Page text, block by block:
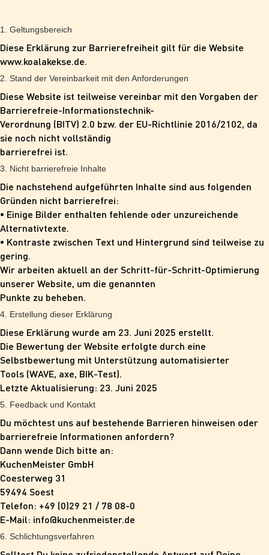
1. Geltungsbereich
Diese Erklärung zur Barrierefreiheit gilt für die Website
www.koalakekse.de.
2. Stand der Vereinbarkeit mit den Anforderungen
Diese Website ist teilweise vereinbar mit den Vorgaben der
Barrierefreie-Informationstechnik-
Verordnung (BITV) 2.0 bzw. der EU-Richtlinie 2016/2102, da
sie noch nicht vollständig
barrierefrei ist.
3. Nicht barrierefreie Inhalte
Die nachstehend aufgeführten Inhalte sind aus folgenden
Gründen nicht barrierefrei:
• Einige Bilder enthalten fehlende oder unzureichende
Alternativtexte.
• Kontraste zwischen Text und Hintergrund sind teilweise zu
gering.
Wir arbeiten aktuell an der Schritt-für-Schritt-Optimierung
unserer Website, um die genannten
Punkte zu beheben.
4. Erstellung dieser Erklärung
Diese Erklärung wurde am 23. Juni 2025 erstellt.
Die Bewertung der Website erfolgte durch eine
Selbstbewertung mit Unterstützung automatisierter
Tools (WAVE, axe, BIK-Test).
Letzte Aktualisierung: 23. Juni 2025
5. Feedback und Kontakt
Du möchtest uns auf bestehende Barrieren hinweisen oder
barrierefreie Informationen anfordern?
Dann wende Dich bitte an:
KuchenMeister GmbH
Coesterweg 31
59494 Soest
Telefon: +49 (0)29 21 / 78 08-0
E-Mail: info@kuchenmeister.de
6. Schlichtungsverfahren